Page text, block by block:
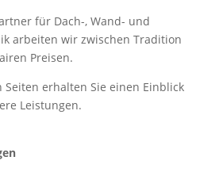
für Dach-, Wand- und
arbeiten wir zwischen Tradition
Preisen.
erhalten Sie einen Einblick
Leistungen.